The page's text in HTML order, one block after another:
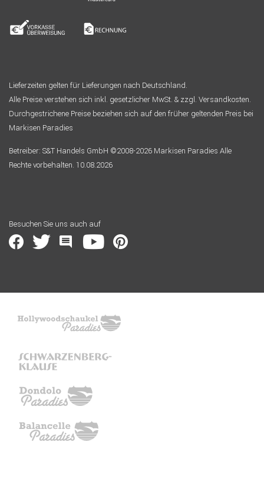
Lieferzeiten gelten für Lieferungen nach Deutschland.
Alle Preise verstehen sich inkl. gesetzlicher MwSt. & zzgl. Versandkosten.
Durchgestrichene Preise beziehen sich auf den früher geltenden Preis bei
Markisen Paradies
Betreiber: S&T Handels GmbH ©2008-2026 Markisen Paradies Alle
Rechte vorbehalten. 10.08.2026
Besuchen Sie uns auch auf